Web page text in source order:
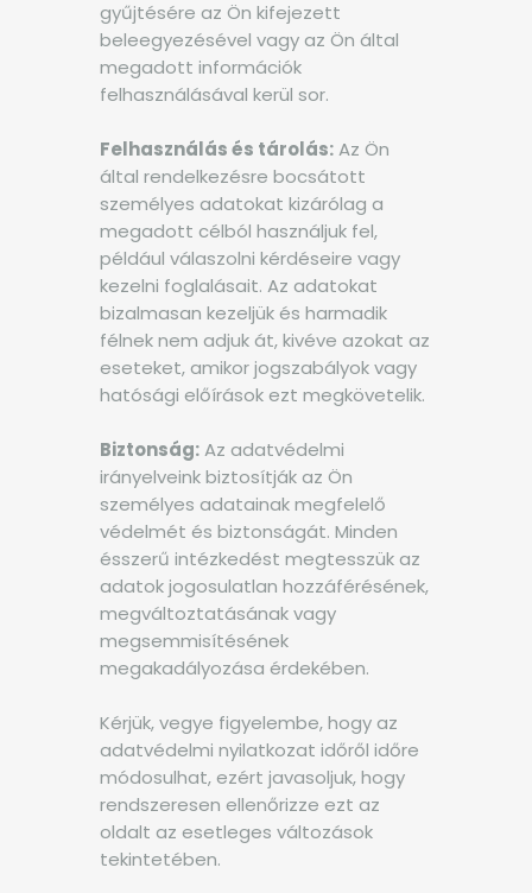
gyűjtésére az Ön kifejezett
beleegyezésével vagy az Ön által
megadott információk
felhasználásával kerül sor.
Felhasználás és tárolás:Az Ön
által rendelkezésre bocsátott
személyes adatokat kizárólag a
megadott célból használjuk fel,
például válaszolni kérdéseire vagy
kezelni foglalásait. Az adatokat
bizalmasan kezeljük és harmadik
félnek nem adjuk át, kivéve azokat az
eseteket, amikor jogszabályok vagy
hatósági előírások ezt megkövetelik.
Biztonság:Az adatvédelmi
irányelveink biztosítják az Ön
személyes adatainak megfelelő
védelmét és biztonságát. Minden
ésszerű intézkedést megtesszük az
adatok jogosulatlan hozzáférésének,
megváltoztatásának vagy
megsemmisítésének
megakadályozása érdekében.
Kérjük, vegye figyelembe, hogy az
adatvédelmi nyilatkozat időről időre
módosulhat, ezért javasoljuk, hogy
rendszeresen ellenőrizze ezt az
oldalt az esetleges változások
tekintetében.